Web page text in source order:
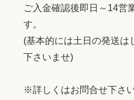
ご入金確認後即日～14営
す。
(基本的には土日の発送は
下さいませ)
※詳しくはお問合せ下さい